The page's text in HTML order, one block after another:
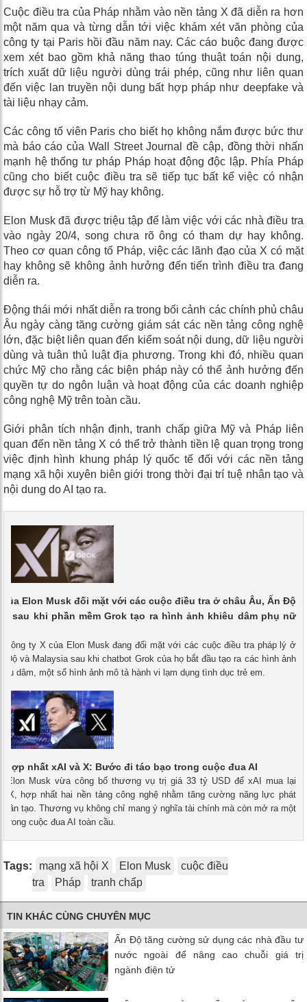
Cuộc điều tra của Pháp nhằm vào nền tảng X đã diễn ra hơn
một năm qua và từng dẫn tới việc khám xét văn phòng của
công ty tại Paris hồi đầu năm nay. Các cáo buộc đang được
xem xét bao gồm khả năng thao túng thuật toán nội dung,
trích xuất dữ liệu người dùng trái phép, cũng như liên quan
đến việc lan truyền nội dung bất hợp pháp như deepfake và
tài liệu nhạy cảm.
Các công tố viên Paris cho biết họ không nắm được bức thư
mà báo cáo của Wall Street Journal đề cập, đồng thời nhấn
mạnh hệ thống tư pháp Pháp hoạt động độc lập. Phía Pháp
cũng cho biết cuộc điều tra sẽ tiếp tục bất kể việc có nhận
được sự hỗ trợ từ Mỹ hay không.
Elon Musk đã được triệu tập để làm việc với các nhà điều tra
vào ngày 20/4, song chưa rõ ông có tham dự hay không.
Theo cơ quan công tố Pháp, việc các lãnh đạo của X có mặt
hay không sẽ không ảnh hưởng đến tiến trình điều tra đang
diễn ra.
Động thái mới nhất diễn ra trong bối cảnh các chính phủ châu
Âu ngày càng tăng cường giám sát các nền tảng công nghệ
lớn, đặc biệt liên quan đến kiểm soát nội dung, dữ liệu người
dùng và tuân thủ luật địa phương. Trong khi đó, nhiều quan
chức Mỹ cho rằng các biện pháp này có thể ảnh hưởng đến
quyền tự do ngôn luận và hoạt động của các doanh nghiệp
công nghệ Mỹ trên toàn cầu.
Giới phân tích nhận định, tranh chấp giữa Mỹ và Pháp liên
quan đến nền tảng X có thể trở thành tiền lệ quan trọng trong
việc định hình khung pháp lý quốc tế đối với các nền tảng
mạng xã hội xuyên biên giới trong thời đại trí tuệ nhân tạo và
nội dung do AI tạo ra.
của Elon Musk đối mặt với các cuộc điều tra ở châu Âu, Ấn Độ
sau khi phần mềm Grok tạo ra hình ảnh khiêu dâm phụ nữ
Công ty X của Elon Musk đang đối mặt với các cuộc điều tra pháp lý ở
Độ và Malaysia sau khi chatbot Grok của họ bắt đầu tạo ra các hình ảnh
dâm, một số hình ảnh mô tả hành vi lạm dụng tình dục trẻ em.
hợp nhất xAI và X: Bước đi táo bạo trong cuộc đua AI
- Elon Musk vừa công bố thương vụ trị giá 33 tỷ USD để xAI mua lại
X, hợp nhất hai nền tảng công nghệ nhằm tăng cường năng lực phát
tạo. Thương vụ không chỉ mang ý nghĩa tài chính mà còn mở ra một
trong cuộc đua AI toàn cầu.
Tags: mạng xã hội X Elon Musk
cuộc điều
tra
Pháp tranh chấp
TIN KHÁC CÙNG CHUYÊN MỤC
Ấn Độ tăng cường sử dụng các nhà đầu tư
nước ngoài để nâng cao chuỗi giá trị
ngành điện tử